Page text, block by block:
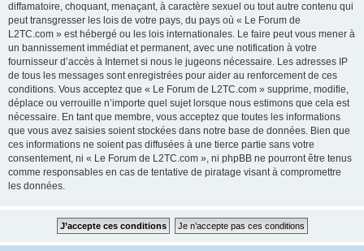
diffamatoire, choquant, menaçant, à caractère sexuel ou tout autre contenu qui
peut transgresser les lois de votre pays, du pays où « Le Forum de
L2TC.com » est hébergé ou les lois internationales. Le faire peut vous mener à
un bannissement immédiat et permanent, avec une notification à votre
fournisseur d’accès à Internet si nous le jugeons nécessaire. Les adresses IP
de tous les messages sont enregistrées pour aider au renforcement de ces
conditions. Vous acceptez que « Le Forum de L2TC.com » supprime, modifie,
déplace ou verrouille n’importe quel sujet lorsque nous estimons que cela est
nécessaire. En tant que membre, vous acceptez que toutes les informations
que vous avez saisies soient stockées dans notre base de données. Bien que
ces informations ne soient pas diffusées à une tierce partie sans votre
consentement, ni « Le Forum de L2TC.com », ni phpBB ne pourront être tenus
comme responsables en cas de tentative de piratage visant à compromettre
les données.